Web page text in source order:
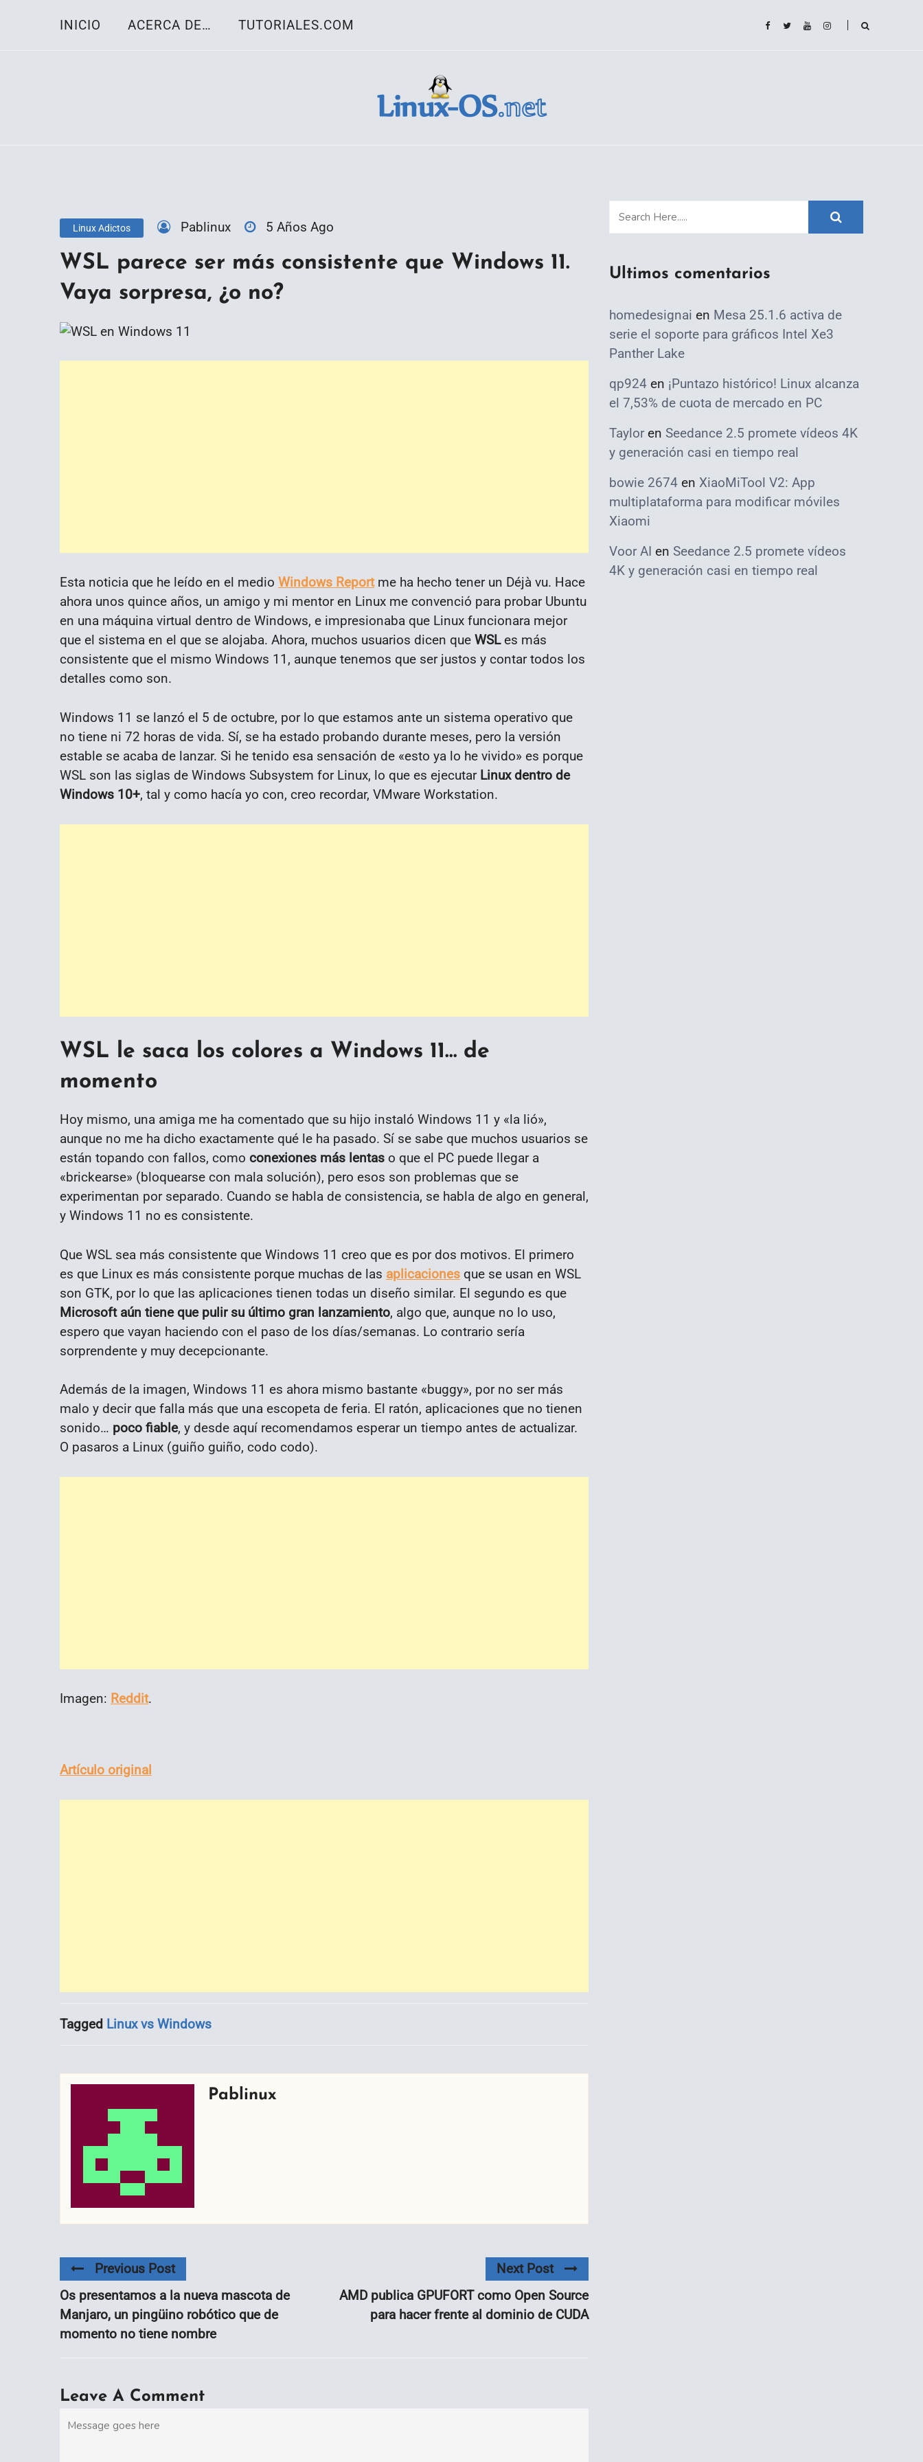
INICIO ACERCA DE… TUTORIALES.COM
Linux Adictos Pablinux 5 Años Ago
WSL parece ser más consistente que Windows 11.
Vaya sorpresa, ¿o no?
Esta noticia que he leído en el medio Windows Reportme ha hecho tener un Déjà vu. Hace
ahora unos quince años, un amigo y mi mentor en Linux me convenció para probar Ubuntu
en una máquina virtual dentro de Windows, e impresionaba que Linux funcionara mejor
que el sistema en el que se alojaba. Ahora, muchos usuarios dicen que WSLes más
consistente que el mismo Windows 11, aunque tenemos que ser justos y contar todos los
detalles como son.
Windows 11 se lanzó el 5 de octubre, por lo que estamos ante un sistema operativo que
no tiene ni 72 horas de vida. Sí, se ha estado probando durante meses, pero la versión
estable se acaba de lanzar. Si he tenido esa sensación de «esto ya lo he vivido» es porque
WSL son las siglas de Windows Subsystem for Linux, lo que es ejecutar Linux dentro de
Windows 10+, tal y como hacía yo con, creo recordar, VMware Workstation.
WSL le saca los colores a Windows 11… de
momento
Hoy mismo, una amiga me ha comentado que su hijo instaló Windows 11 y «la lió»,
aunque no me ha dicho exactamente qué le ha pasado. Sí se sabe que muchos usuarios se
están topando con fallos, como conexiones más lentas o que el PC puede llegar a
«brickearse» (bloquearse con mala solución), pero esos son problemas que se
experimentan por separado. Cuando se habla de consistencia, se habla de algo en general,
y Windows 11 no es consistente.
Que WSL sea más consistente que Windows 11 creo que es por dos motivos. El primero
es que Linux es más consistente porque muchas de las aplicaciones que se usan en WSL
son GTK, por lo que las aplicaciones tienen todas un diseño similar. El segundo es que
Microsoft aún tiene que pulir su último gran lanzamiento, algo que, aunque no lo uso,
espero que vayan haciendo con el paso de los días/semanas. Lo contrario sería
sorprendente y muy decepcionante.
Además de la imagen, Windows 11 es ahora mismo bastante «buggy», por no ser más
malo y decir que falla más que una escopeta de feria. El ratón, aplicaciones que no tienen
sonido… poco fiable, y desde aquí recomendamos esperar un tiempo antes de actualizar.
O pasaros a Linux (guiño guiño, codo codo).
Imagen: Reddit.
Artículo original
Tagged Linux vs Windows
Pablinux
Previous Post
Os presentamos a la nueva mascota de
Manjaro, un pingüino robótico que de
momento no tiene nombre
Next Post
AMD publica GPUFORT como Open Source
para hacer frente al dominio de CUDA
Leave A Comment
Ultimos comentarios
homedesignai en Mesa 25.1.6 activa de
serie el soporte para gráficos Intel Xe3
Panther Lake
qp924 en ¡Puntazo histórico! Linux alcanza
el 7,53% de cuota de mercado en PC
Taylor en Seedance 2.5 promete vídeos 4K
y generación casi en tiempo real
bowie 2674 en XiaoMiTool V2: App
multiplataforma para modificar móviles
Xiaomi
Voor AI en Seedance 2.5 promete vídeos
4K y generación casi en tiempo real